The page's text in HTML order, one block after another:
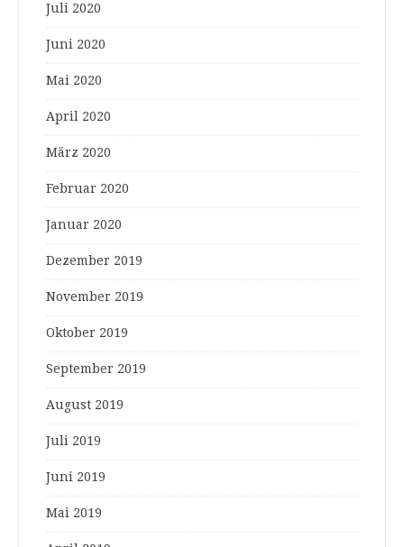
Juli 2020
Juni 2020
Mai 2020
April 2020
März 2020
Februar 2020
Januar 2020
Dezember 2019
November 2019
Oktober 2019
September 2019
August 2019
Juli 2019
Juni 2019
Mai 2019